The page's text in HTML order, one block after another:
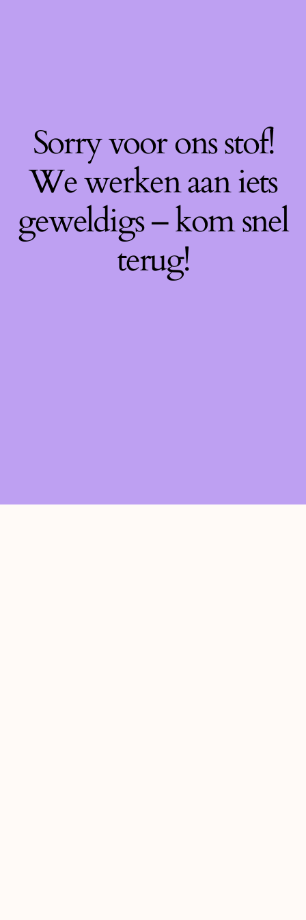
Sorry voor ons stof!
We werken aan iets
geweldigs – kom snel
terug!